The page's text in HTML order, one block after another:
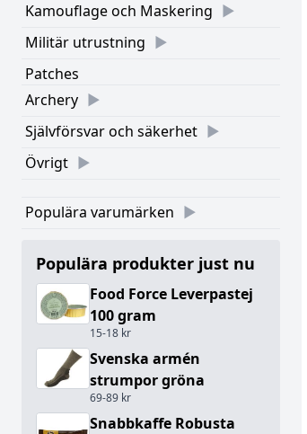
Kamouflage och Maskering
Militär utrustning
Patches
Archery
Självförsvar och säkerhet
Övrigt
Populära varumärken
Populära produkter just nu
Food Force Leverpastej
100 gram
15-18 kr
Svenska armén
strumpor gröna
69-89 kr
Snabbkaffe Robusta